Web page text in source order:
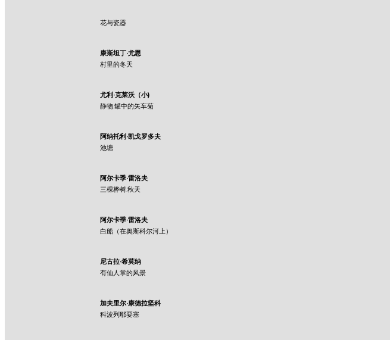
花与瓷器
康斯坦丁·尤恩
村里的冬天
尤利·克莱沃（小)
静物.罐中的矢车菊
阿纳托利·凯戈罗多夫
池塘
阿尔卡季·雷洛夫
三棵桦树.秋天
阿尔卡季·雷洛夫
白船（在奥斯科尔河上）
尼古拉·希莫纳
有仙人掌的风景
加夫里尔·康德拉坚科
科波列耶要塞